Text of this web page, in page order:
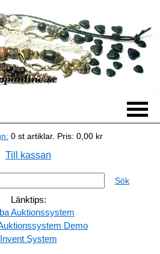
0 st artiklar. Pris: 0,00 kr
Till kassan
Sök
Länktips:
Auktionssystem
Demo
Invent System